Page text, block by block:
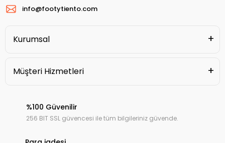
info@footytiento.com
Kurumsal
Müşteri Hizmetleri
%100 Güvenilir
256 BIT SSL güvencesi ile tüm bilgileriniz güvende.